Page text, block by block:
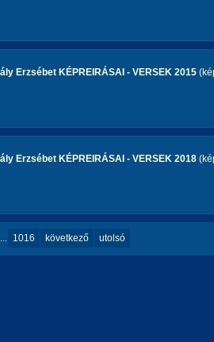
Erzsébet KÉPREIRÁSAI - VERSEK 2015
Erzsébet KÉPREIRÁSAI - VERSEK 2018
... 1016 következő utolsó